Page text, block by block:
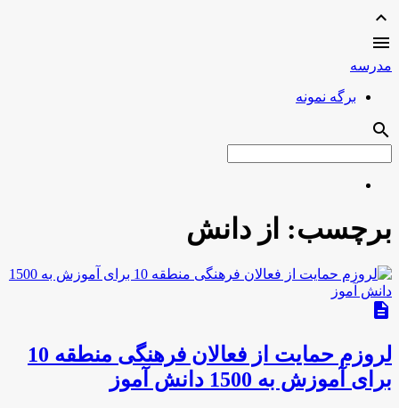
expand_less

مدرسه
برگه نمونه
search
برچسب: از دانش
description
لروزم حمایت از فعالان فرهنگی منطقه 10
برای آموزش به 1500 دانش آموز